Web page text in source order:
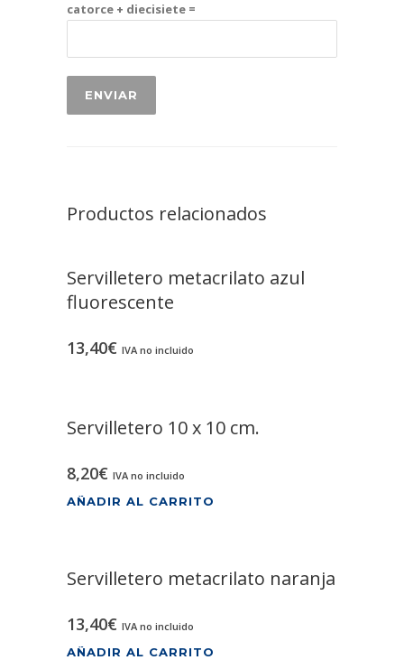
catorce + diecisiete =
Productos relacionados
Servilletero metacrilato azul
fluorescente
13,40€ IVA no incluido
Servilletero 10 x 10 cm.
8,20€ IVA no incluido
AÑADIR AL CARRITO
Servilletero metacrilato naranja
13,40€ IVA no incluido
AÑADIR AL CARRITO